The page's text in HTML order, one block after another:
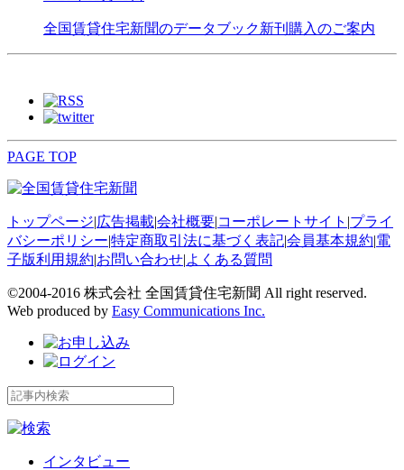
全国賃貸住宅新聞のデータブック新刊購入のご案内
PAGE TOP
トップページ|広告掲載|会社概要|コーポレートサイト |プライ
バシーポリシー|特定商取引法に基づく表記|会員基本規約|電
子版利用規約|お問い合わせ|よくある質問
©2004-2016 株式会社 全国賃貸住宅新聞 All right reserved.
Web produced by Easy Communications Inc.
インタビュー